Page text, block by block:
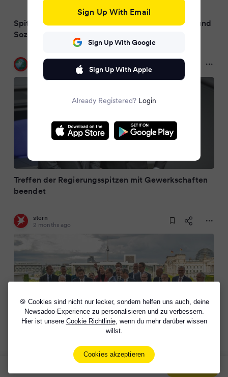
🍪 Cookies sind nicht nur lecker, sondern helfen uns auch, deine
Newsadoo-Experience zu personalisieren und zu verbessern.
Hier ist unsere Cookie Richtlinie, wenn du mehr darüber wissen
willst.
Cookies akzeptieren
Spitzentreffen im Kanzleramt: Koalitionsspitzen und
Sozialpartner vereinbaren weitere Gespräche
FOCUS Online
Treffen der Regierungsspitzen mit Gewerkschaften
beendet
stern
2 months ago
Spitzentreffen der Koalition mit Gewerkschaften
und Arbeitgebern beendet
Sign Up With Email
Sign Up With Google
Sign Up With Apple
Already Registered? Login